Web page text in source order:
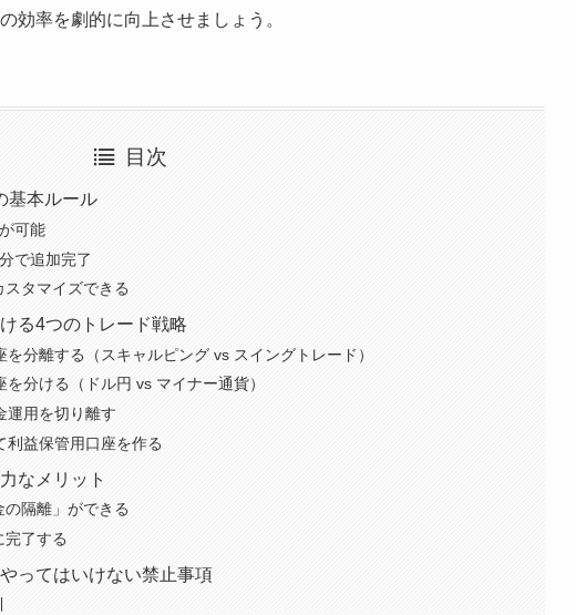
効率を劇的に向上させましょう。
目次
基本ルール
可能
で追加完了
タマイズできる
る4つのトレード戦略
分離する（スキャルピング vs スイングトレード）
分ける（ドル円 vs マイナー通貨）
運用を切り離す
利益保管用口座を作る
なメリット
隔離」ができる
完了する
ってはいけない禁止事項